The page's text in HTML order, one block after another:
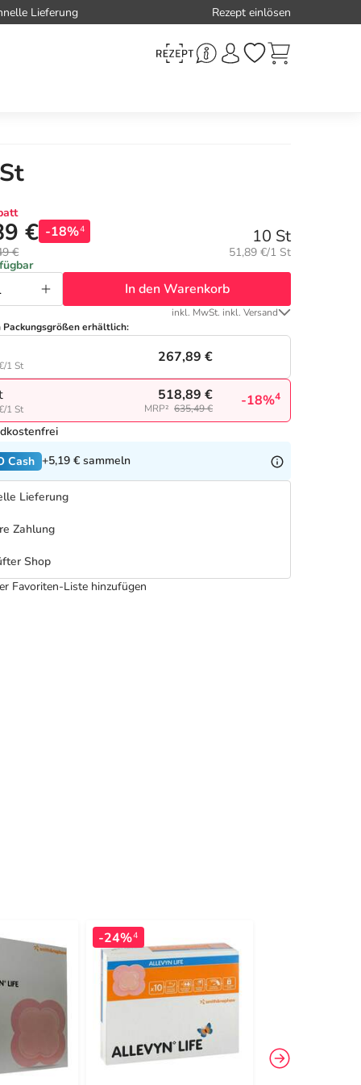
Lieferung Rezept einlösen
€ -18%4
€
10 St
Grundpreis:
51,89 €/1 St
In den Warenkorb
inkl. MwSt. inkl. Versand
Packungsgrößen erhältlich:
1 St
267,89 €
1 St
518,89 €
MRP² 635,49 € -18%4
Cash +5,19 € sammeln
Lieferung
Zahlung
Shop
Favoriten-Liste hinzufügen
-24%4